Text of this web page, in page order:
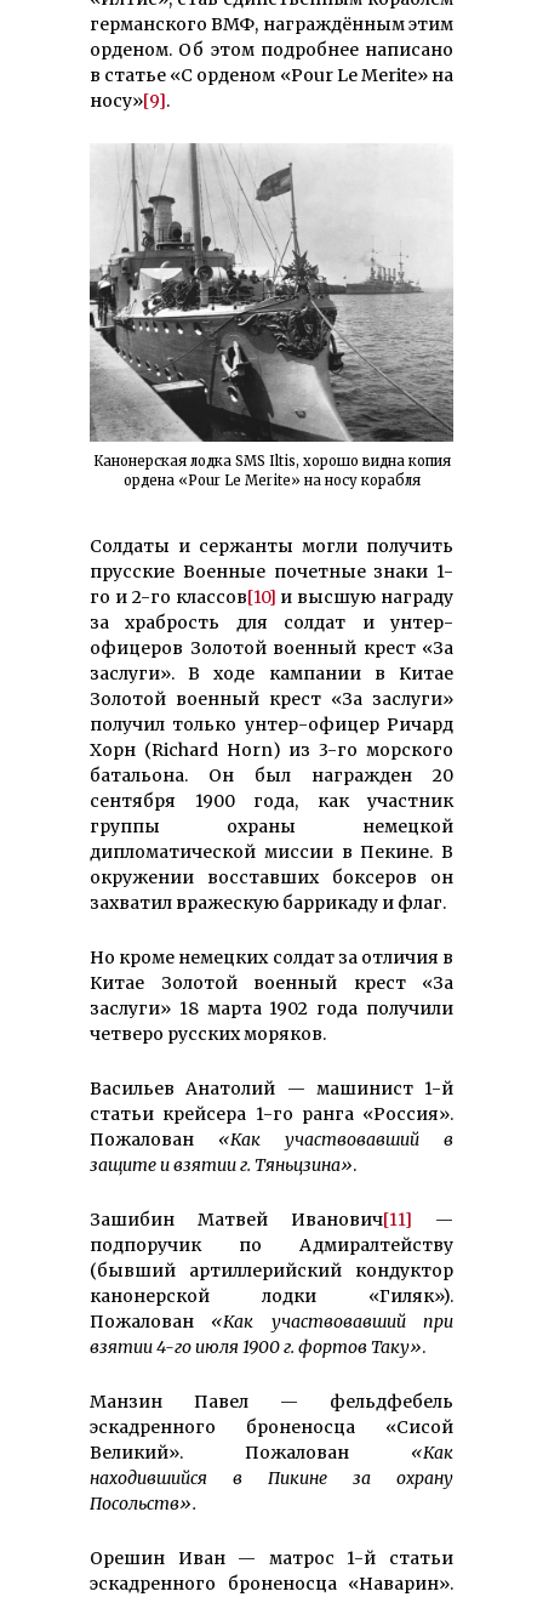
германского ВМФ, награждённым этим
орденом. Об этом подробнее написано
в статье «С орденом «Pour Le Merite» на
носу»[9].
Канонерская лодка SMS Iltis, хорошо видна копия
ордена «Pour Le Merite» на носу корабля
Солдаты и сержанты могли получить
прусские Военные почетные знаки 1-
го и 2-го классов[10] и высшую награду
за храбрость для солдат и унтер-
офицеров Золотой военный крест «За
заслуги». В ходе кампании в Китае
Золотой военный крест «За заслуги»
получил только унтер-офицер Ричард
Хорн (Richard Horn) из 3-го морского
батальона. Он был награжден 20
сентября 1900 года, как участник
группы охраны немецкой
дипломатической миссии в Пекине. В
окружении восставших боксеров он
захватил вражескую баррикаду и флаг.
Но кроме немецких солдат за отличия в
Китае Золотой военный крест «За
заслуги» 18 марта 1902 года получили
четверо русских моряков.
Васильев Анатолий — машинист 1-й
статьи крейсера 1-го ранга «Россия».
Пожалован «Как участвовавший в
защите и взятии г. Тяньцзина».
Зашибин Матвей Иванович[11] —
подпоручик по Адмиралтейству
(бывший артиллерийский кондуктор
канонерской лодки «Гиляк»).
Пожалован «Как участвовавший при
взятии 4-го июля 1900 г. фортов Таку».
Манзин Павел — фельдфебель
эскадренного броненосца «Сисой
Великий». Пожалован «Как
находившийся в Пикине за охрану
Посольств».
Орешин Иван — матрос 1-й статьи
эскадренного броненосца «Наварин».